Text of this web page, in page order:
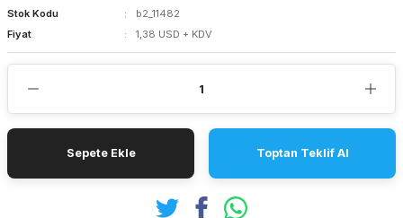
Stok Kodu
b2_11482
Fiyat
1,38 USD + KDV
Sepete Ekle Toptan Teklif Al